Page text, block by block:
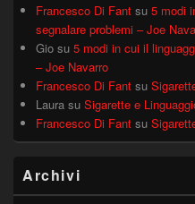
Francesco Di Fant su 5 modi
segnalare problemi – Joe
Gio su 5 modi in cui il
– Joe Navarro
Francesco Di Fant su
Laura su Sigarette e
Francesco Di Fant su
Archivi